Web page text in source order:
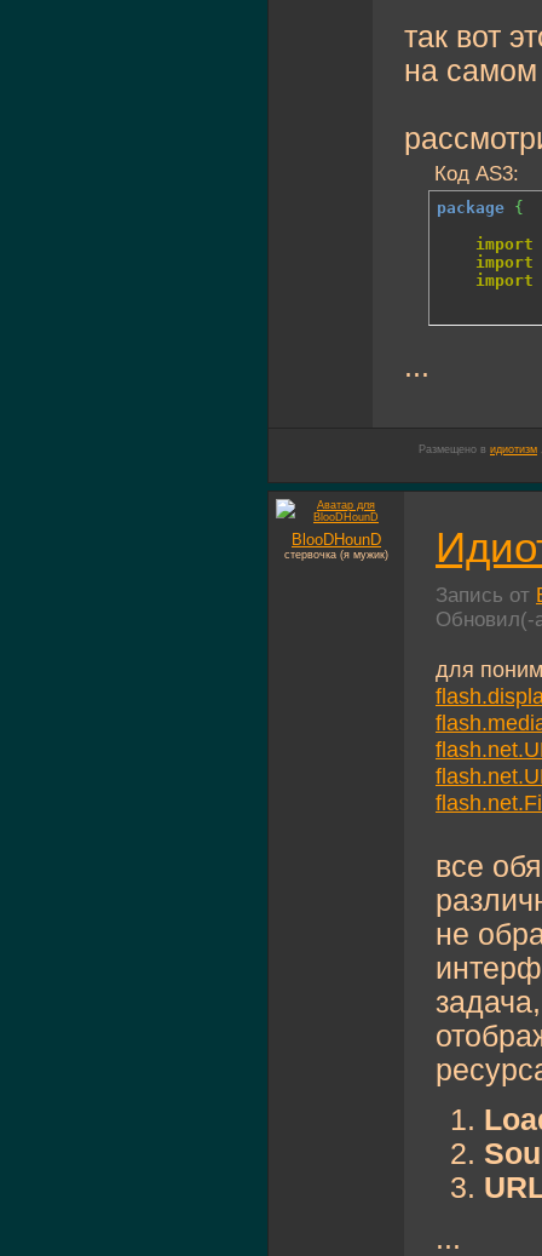
так вот
на
Код AS3:
package {
import
import
import
...
Размещено в идиотизм
BlooDHounD
стервочка (я мужик)
Запись от
для
все
не
...